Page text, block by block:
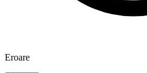
Eroare